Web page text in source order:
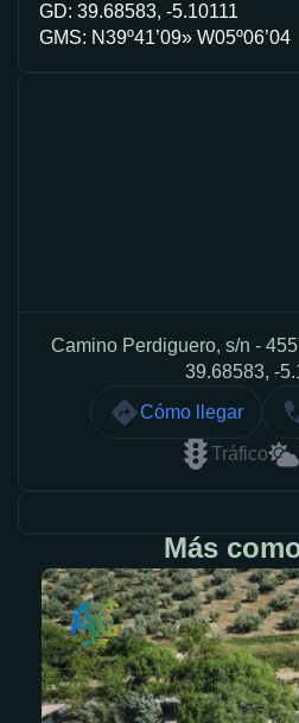
GD: 39.68583, -5.10111
GMS: N39º41’09» W05º06’04
Camino Perdiguero, s/n -
39.68583, -
Cómo llegar
Tráfico
Más